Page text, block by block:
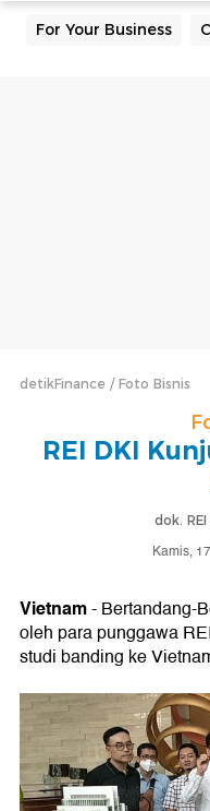
For Your Business
detikFinance Foto Bisnis
REI DKI
dok. REI
Kamis,
Vietnam- Bertandang-
oleh para punggawa
studi banding ke